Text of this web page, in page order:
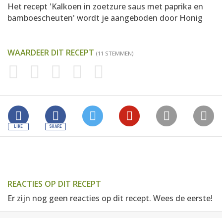
Het recept 'Kalkoen in zoetzure saus met paprika en
bamboescheuten' wordt je aangeboden door Honig
WAARDEER DIT RECEPT (11 STEMMEN)
REACTIES OP DIT RECEPT
Er zijn nog geen reacties op dit recept. Wees de eerste!